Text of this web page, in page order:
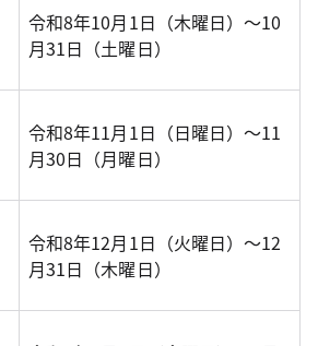
令和8年10月1日（木曜日）～10
月31日（土曜日）
令和8年11月1日（日曜日）～11
月30日（月曜日）
令和8年12月1日（火曜日）～12
月31日（木曜日）